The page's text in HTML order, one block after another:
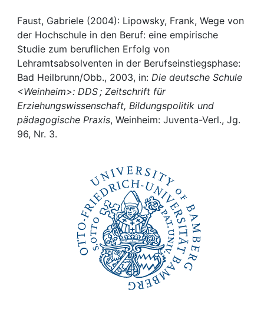
Help
Faust, Gabriele (2004): Lipowsky, Frank, Wege von
der Hochschule in den Beruf: eine empirische
Studie zum beruflichen Erfolg von
Lehramtsabsolventen in der Berufseinstiegsphase:
Bad Heilbrunn/Obb., 2003, in: Die deutsche Schule
<Weinheim>: DDS ; Zeitschrift für
Erziehungswissenschaft, Bildungspolitik und
pädagogische Praxis, Weinheim: Juventa-Verl., Jg.
96, Nr. 3.